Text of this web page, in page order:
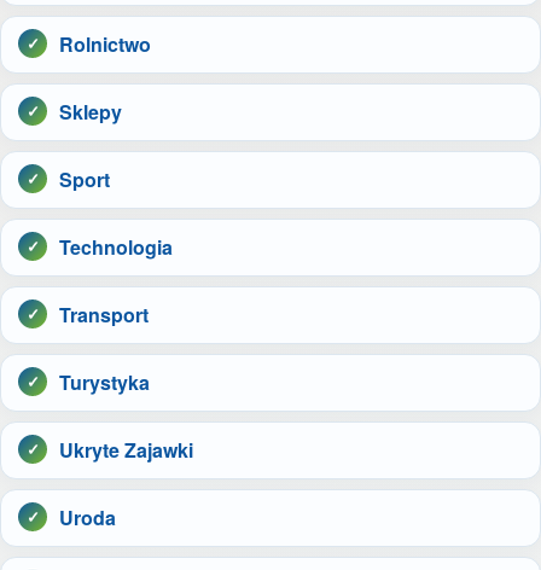
Rolnictwo
Sklepy
Sport
Technologia
Transport
Turystyka
Ukryte Zajawki
Uroda